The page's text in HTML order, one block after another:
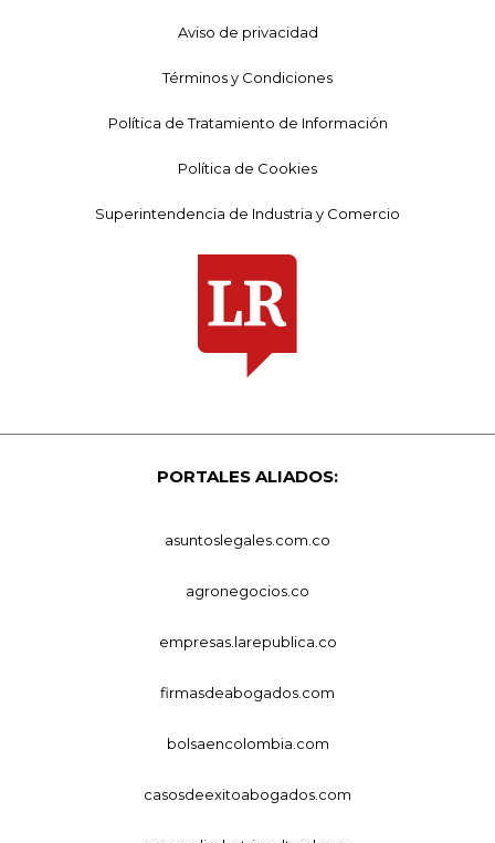
Aviso de privacidad
Términos y Condiciones
Política de Tratamiento de Información
Política de Cookies
Superintendencia de Industria y Comercio
PORTALES ALIADOS:
asuntoslegales.com.co
agronegocios.co
empresas.larepublica.co
firmasdeabogados.com
bolsaencolombia.com
casosdeexitoabogados.com